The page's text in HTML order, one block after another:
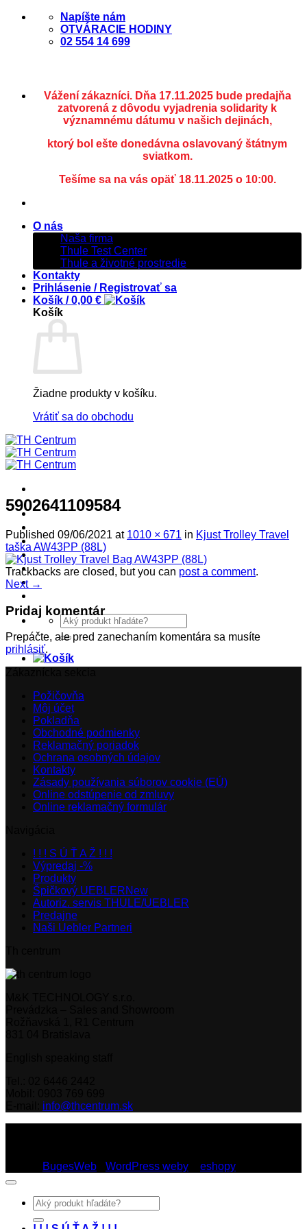
Skip
Napíšte nám
OTVÁRACIE HODINY
02 554 14 699
Vážení zákazníci. Dňa 17.11.2025 bude predajňa
zatvorená z dôvodu vyjadrenia solidarity k
významnému dátumu v našich dejinách,
ktorý bol ešte donedávna oslavovaný štátnym
sviatkom.
Tešíme sa na vás opäť 18.11.2025 o 10:00.
O nás
Naša firma
Thule Test Center
Thule a životné prostredie
Kontakty
Prihlásenie / Registrovať sa
Košík /0,00 €
Košík
Žiadne produkty v košíku.
Vrátiť sa do obchodu
! ! ! S Ú Ť A Ž ! ! !
Produkty
Špičkový UEBLER
Autoriz. servis THULE/UEBLER
Predajne
Hľadať:
5902641109584
Published 09/06/2021 at 1010 × 671 in Kjust Trolley Travel
taška AW43PP (88L)
Trackbacks are closed, but you can post a comment.
Next →
Pridaj komentár
Prepáčte, ale pred zanechaním komentára sa musíte
prihlásiť.
Požičovňa
Môj účet
Pokladňa
Obchodné podmienky
Reklamačný poriadok
Ochrana osobných údajov
Kontakty
Zásady používania súborov cookie (EÚ)
Online odstúpenie od zmluvy
Online reklamačný formulár
! ! ! S Ú Ť A Ž ! ! !
Výpredaj -%
Produkty
Špičkový UEBLER
Autoriz. servis THULE/UEBLER
Predajne
Naši Uebler Partneri
info@thcentrum.sk
BugesWeb WordPress weby eshopy
Hľadať: